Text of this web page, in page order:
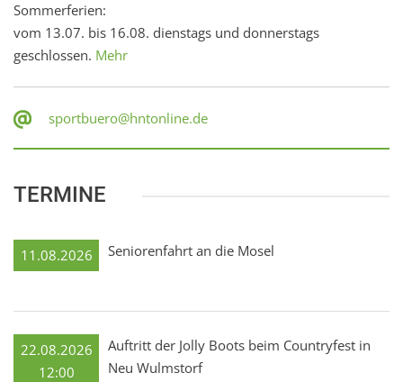
Sommerferien:
vom 13.07. bis 16.08. dienstags und donnerstags
geschlossen. Mehr
sportbuero@hntonline.de
TERMINE
11.08.2026 Seniorenfahrt an die Mosel
22.08.2026
12:00
Auftritt der Jolly Boots beim Countryfest in
Neu Wulmstorf